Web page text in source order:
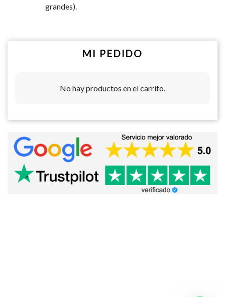
grandes).
MI PEDIDO
No hay productos en el carrito.